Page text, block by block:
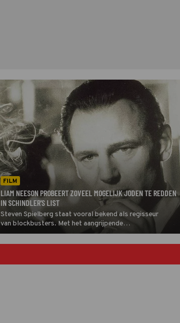
FILM
LIAM NEESON PROBEERT ZOVEEL MOGELIJK JODEN TE REDDEN
IN SCHINDLER'S LIST
Steven Spielberg staat vooral bekend als regisseur
van blockbusters. Met het aangrijpende
oorlogsdrama Schindler's List laat hij zien dat hij meer kan
dan spektakelfilms als Jaws en E.T.